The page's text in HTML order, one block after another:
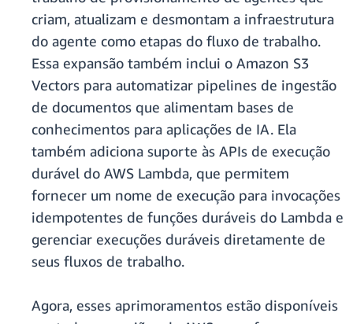
criam, atualizam e desmontam a infraestrutura
do agente como etapas do fluxo de trabalho.
Essa expansão também inclui o Amazon S3
Vectors para automatizar pipelines de ingestão
de documentos que alimentam bases de
conhecimentos para aplicações de IA. Ela
também adiciona suporte às APIs de execução
durável do AWS Lambda, que permitem
fornecer um nome de execução para invocações
idempotentes de funções duráveis do Lambda e
gerenciar execuções duráveis diretamente de
seus fluxos de trabalho.
Agora, esses aprimoramentos estão disponíveis